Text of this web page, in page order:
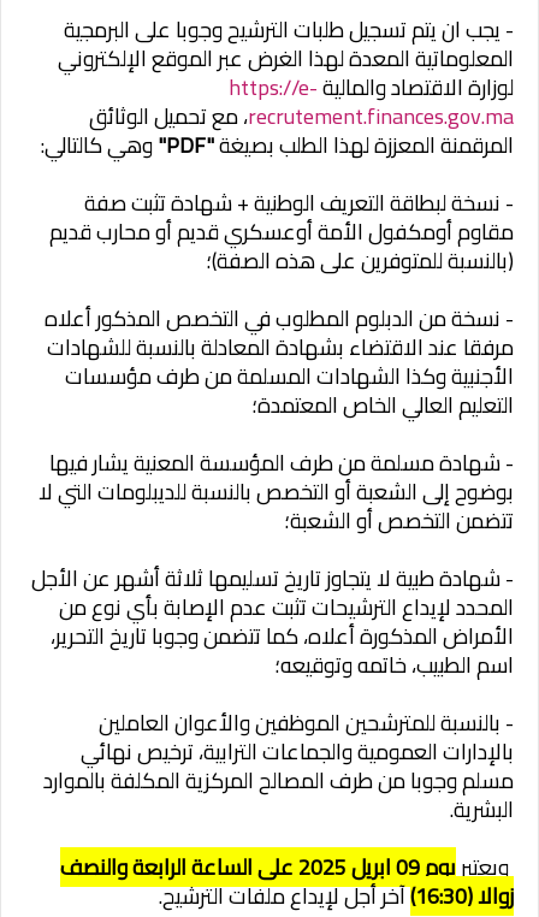
- يجب ان يتم تسجيل طلبات الترشيح وجوبا على البرمجية
المعلوماتية المعدة لهذا الغرض عبر الموقع الإلكتروني
لوزارة الاقتصاد والماليةhttps://e-
recrutement.finances.gov.ma، مع تحميل الوثائق
المرقمنة المعززة لهذا الطلب بصيغة"PDF"
وهي كالتالي:
- نسخة لبطاقة التعريف الوطنية + شهادة تثبت صفة
مقاوم أومكفول الأمة أوعسكري قديم أو محارب قديم
(بالنسبة للمتوفرين على هذه الصفة)؛
- نسخة من الدبلوم المطلوب في التخصص المذكور أعلاه
مرفقا عند الاقتضاء بشهادة المعادلة بالنسبة للشهادات
الأجنبية وكذا الشهادات المسلمة من طرف مؤسسات
التعليم العالي الخاص المعتمدة؛
- شهادة مسلمة من طرف المؤسسة المعنية يشار فيها
بوضوح إلى الشعبة أو التخصص بالنسبة للديبلومات التي لا
تتضمن التخصص أو الشعبة؛
- شهادة طبية لا يتجاوز تاريخ تسليمها ثلاثة أشهر عن الأجل
المحدد لإيداع الترشيحات تثبت عدم الإصابة بأي نوع من
الأمراض المذكورة أعلاه، كما تتضمن وجوبا تاريخ التحرير،
اسم الطبيب، خاتمه وتوقيعه؛
- بالنسبة للمترشحين الموظفين والأعوان العاملين
بالإدارات العمومية والجماعات الترابية، ترخيص نهائي
مسلم وجوبا من طرف المصالح المركزية المكلفة بالموارد
البشرية.
ويعتبر
يوم 09 ابريل 2025 على الساعة الرابعة والنصف
زوالا (16:30)
آخر أجل لإيداع ملفات الترشيح.